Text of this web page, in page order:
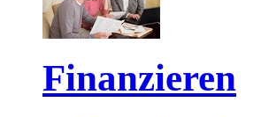
Finanzieren